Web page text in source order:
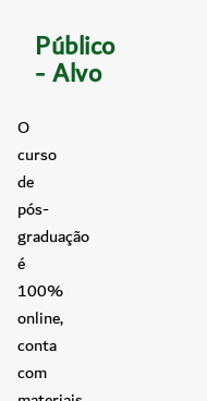
Público
- Alvo
O
curso
de
pós-
graduação
é
100%
online,
conta
com